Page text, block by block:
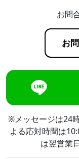
お問
お
※メッセージは24
よる応対時間は
は翌営業